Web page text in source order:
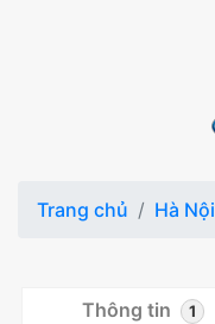
Trang chủ Hà Nội
Thông tin 1